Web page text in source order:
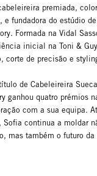
premiada,
e fundadora do estúdio
Formada na Vidal
inicial na Toni &
corte de precisão e
de Cabeleireira
ganhou quatro prémios
com a sua equipa.
Sofia continua a moldar
mas também o futuro